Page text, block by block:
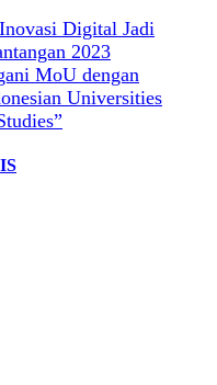
Digital Jadi
2023
MoU dengan
Universities